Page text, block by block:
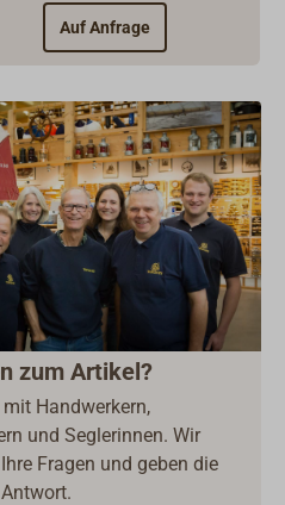
Auf Anfrage
zum Artikel?
mit Handwerkern,
und Seglerinnen. Wir
Fragen und geben die